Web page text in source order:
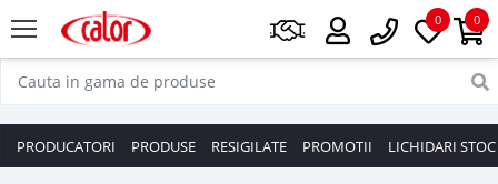
0
0
PRODUCATORI PRODUSE RESIGILATE PROMOTII LICHIDARI STOC